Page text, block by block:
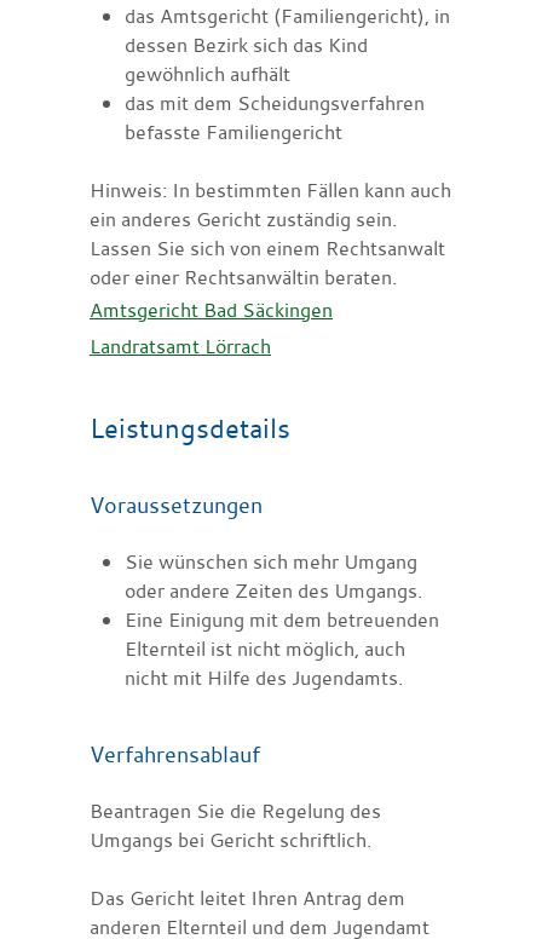
das Amtsgericht (Familiengericht), in
dessen Bezirk sich das Kind
gewöhnlich aufhält
das mit dem Scheidungsverfahren
befasste Familiengericht
Hinweis: In bestimmten Fällen kann auch
ein anderes Gericht zuständig sein.
Lassen Sie sich von einem Rechtsanwalt
oder einer Rechtsanwältin beraten.
Amtsgericht Bad Säckingen
Landratsamt Lörrach
Leistungsdetails
Voraussetzungen
Sie wünschen sich mehr Umgang
oder andere Zeiten des Umgangs.
Eine Einigung mit dem betreuenden
Elternteil ist nicht möglich, auch
nicht mit Hilfe des Jugendamts.
Verfahrensablauf
Beantragen Sie die Regelung des
Umgangs bei Gericht schriftlich.
Das Gericht leitet Ihren Antrag dem
anderen Elternteil und dem Jugendamt